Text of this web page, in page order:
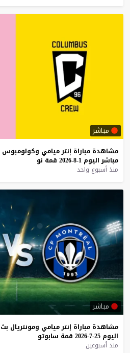
مباشر
مشاهدة مباراة إنترميامي وكولومبوس
مباشر اليوم 1-8-2026 قمة نو
منذ أسبوع واحد
مباشر
مشاهدة مباراة إنترميامي ومونتريال بث
اليوم 25-7-2026 قمة سابوتو
منذ أسبوعين